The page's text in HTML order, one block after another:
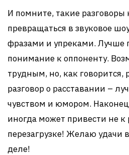
И помните, такие
превращаться в звуковое
фразами и упреками. Лучше
понимание к оппоненту.
трудным, но, как говорится,
разговор о расставании –
чувством и юмором.
иногда может привести не к
перезагрузке! Желаю удачи
деле!